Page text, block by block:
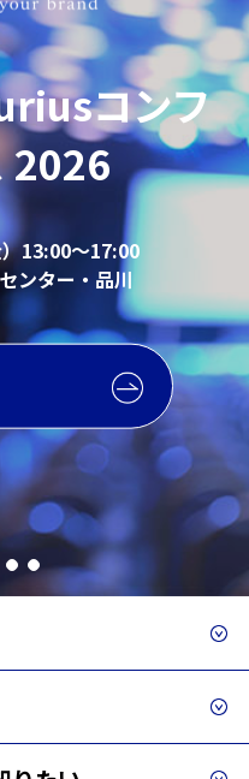
の
る！
の課題解決
ミナー」
つのセッションに分け、
かりやすくご紹介して
！
コンフ
2026
13:00～17:00
ンター・品川